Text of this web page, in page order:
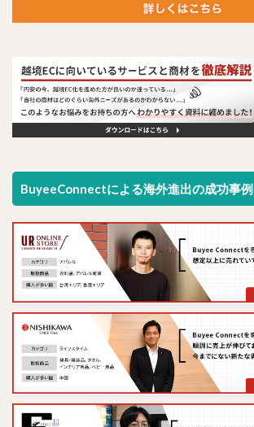
BuyeeConnectによる海外進出の成功事例